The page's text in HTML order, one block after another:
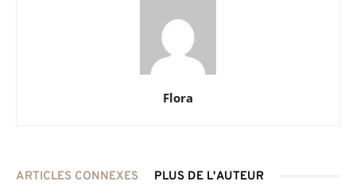
Flora
ARTICLES CONNEXES PLUS DE L'AUTEUR